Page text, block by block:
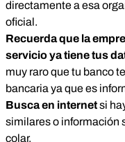
directamente a esa
oficial.
Recuerda que la
servicio ya tiene tus
muy raro que tu banco
bancaria ya que es
Busca en internetsi
similares o información
colar.